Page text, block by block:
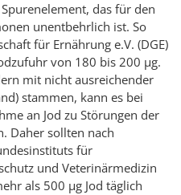
das für den
unentbehrlich ist. So
für Ernährung e.V. (DGE)
von 180 bis 200 µg.
mit nicht ausreichender
stammen, kann es bei
an Jod zu Störungen der
Daher sollten nach
für
und Veterinärmedizin
als 500 µg Jod täglich